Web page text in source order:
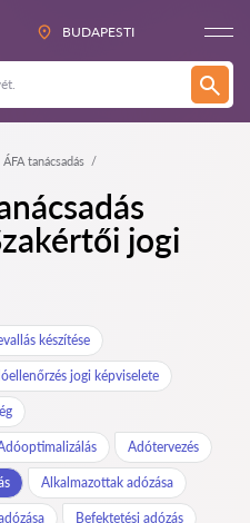
BUDAPESTI
ÁFA tanácsadás
jogi
készítése
jogi képviselete
Adótervezés
Alkalmazottak adózása
Befektetési adózás